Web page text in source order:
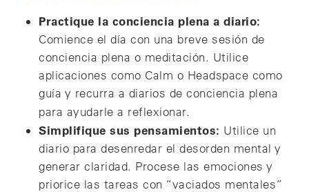
Practique la conciencia plena a diario:
Comience el día con una breve sesión de
conciencia plena o meditación. Utilice
aplicaciones como Calm o Headspace como
guía y recurra a diarios de conciencia plena
para ayudarle a reflexionar.
Simplifique sus pensamientos: Utilice un
diario para desenredar el desorden mental y
generar claridad. Procese las emociones y
priorice las tareas con “vaciados mentales”